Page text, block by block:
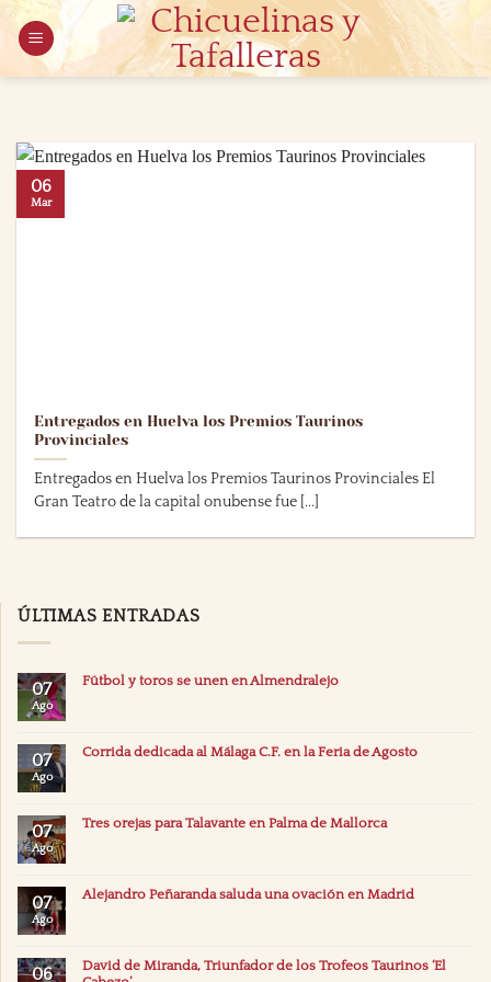
Saltar
contenido
Entregados en Huelva los Premios Taurinos
Provinciales
Entregados en Huelva los Premios Taurinos Provinciales El
Gran Teatro de la capital onubense fue [...]
06
Mar
ÚLTIMAS ENTRADAS
07
Ago
Fútbol y toros se unen en Almendralejo
07
Ago
Corrida dedicada al Málaga C.F. en la Feria de Agosto
07
Ago
Tres orejas para Talavante en Palma de Mallorca
07
Ago
Alejandro Peñaranda saluda una ovación en Madrid
06
David de Miranda, Triunfador de los Trofeos Taurinos ‘El